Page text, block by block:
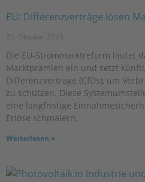
EU: Differenzverträge lösen
25. Oktober 2023
Die EU-Strommarktreform läutet
Marktprämien ein und setzt
Differenzverträge (CfDs), um
zu schützen. Diese
eine langfristige
Erlöse schmälern.
Weiterlesen »